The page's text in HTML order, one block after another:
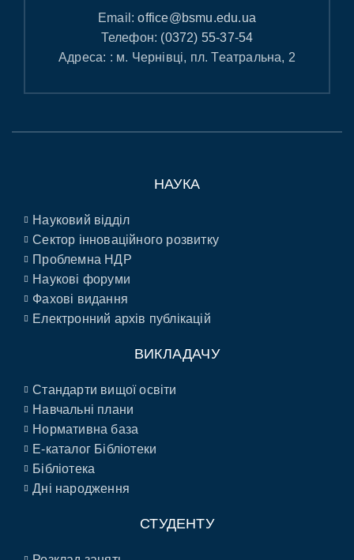
Email:office@bsmu.edu.ua
Телефон: (0372) 55-37-54
Адреса: : м. Чернівці, пл. Театральна, 2
НАУКА
Науковий відділ
Сектор інноваційного розвитку
Проблемна НДР
Наукові форуми
Фахові видання
Електронний архів публікацій
ВИКЛАДАЧУ
Стандарти вищої освіти
Навчальні плани
Нормативна база
E-каталог Бібліотеки
Бібліотека
Дні народження
СТУДЕНТУ